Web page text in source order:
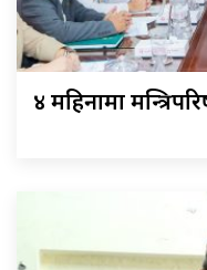
४ महिनामा